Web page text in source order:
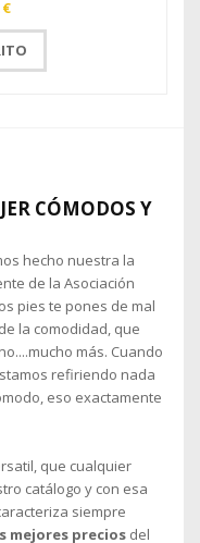
CÓMODOS Y
hecho nuestra la
de la Asociación
pies te pones de mal
la comodidad, que
más. Cuando
refiriendo nada
eso exactamente
que cualquier
catálogo y con esa
siempre
mejores precios del